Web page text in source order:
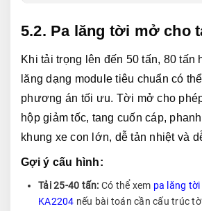
5.2. Pa lăng tời mở cho
Khi tải trọng lên đến 50 tấn, 80 tấn
lăng dạng module tiêu chuẩn có
phương án tối ưu. Tời mở cho
hộp giảm tốc, tang cuốn cáp,
khung xe con lớn, dễ tản nhiệt và
Gợi ý cấu hình:
Tải 25-40 tấn: Có thể xem pa lăng
KA2204 nếu bài toán cần cấu trúc